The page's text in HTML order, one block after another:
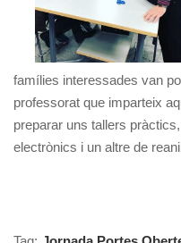
famílies interessades van
professorat que imparteix
preparar uns tallers
electrònics i un altre de